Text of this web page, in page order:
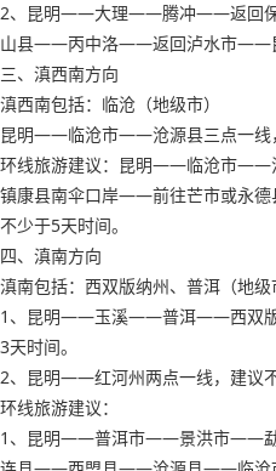
2、昆明——大理——腾冲——返回
山县——丙中洛——返回泸水市——昆
三、滇西南方向
滇西南包括：临沧（地级市）
昆明——临沧市——沧源县三点一线
环线旅游建议：昆明——临沧市
镇康县南伞口岸——前往芒市或永德
不少于5天时间。
四、滇南方向
滇南包括：西双版纳州、普洱（地级
1、昆明——玉溪——普洱——西双版
3天时间。
2、昆明——红河州两点一线，建议不
环线旅游建议：
1、昆明——普洱市——景洪市——